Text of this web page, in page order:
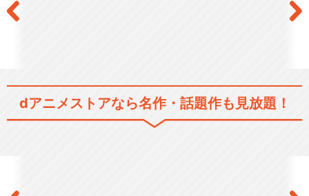
dアニメストアなら名作・話題作も見放題！